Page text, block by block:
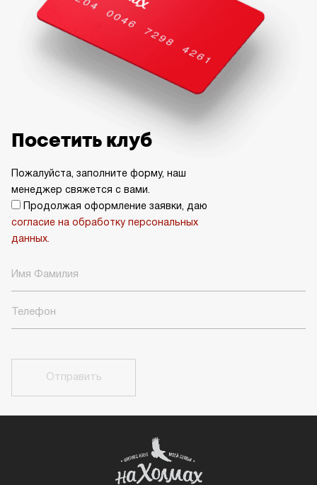
Посетить клуб
Пожалуйста, заполните форму, наш
менеджер свяжется с вами.
Продолжая оформление заявки, даю
согласие на обработку персональных
данных.
Отправить